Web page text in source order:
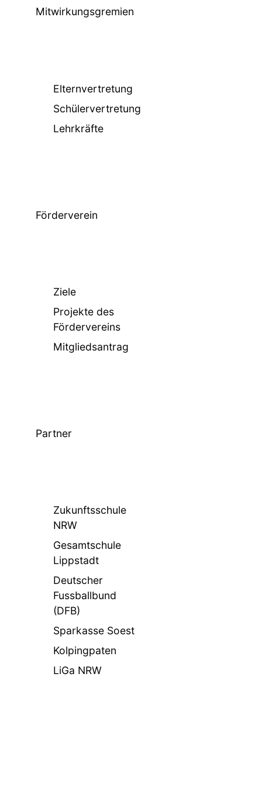
Mitwirkungsgremien
Elternvertretung
Schülervertretung
Lehrkräfte
Förderverein
Ziele
Projekte des
Fördervereins
Mitgliedsantrag
Partner
Zukunftsschule
NRW
Gesamtschule
Lippstadt
Deutscher
Fussballbund
(DFB)
Sparkasse Soest
Kolpingpaten
LiGa NRW